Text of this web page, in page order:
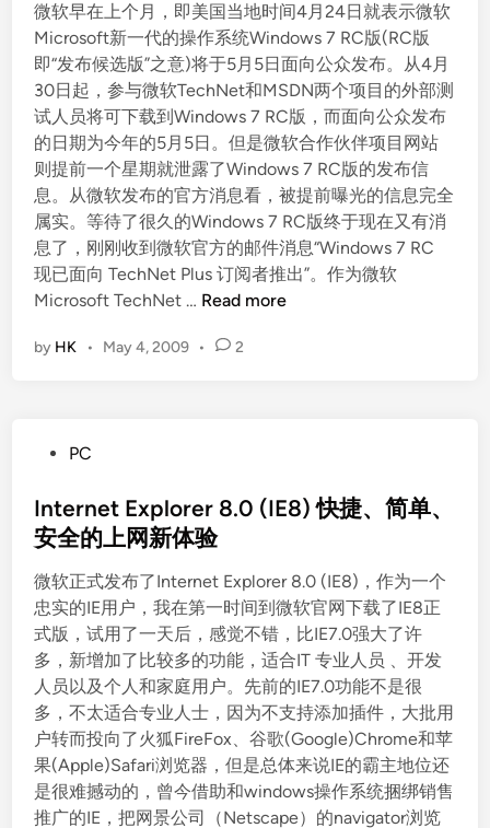
e
d
i
n
微软早在上个月，即美国当地时间4月24日就表示微软
Microsoft新一代的操作系统Windows 7 RC版(RC版
即“发布候选版”之意)将于5月5日面向公众发布。从4月
30日起，参与微软TechNet和MSDN两个项目的外部测
试人员将可下载到Windows 7 RC版，而面向公众发布
的日期为今年的5月5日。但是微软合作伙伴项目网站
则提前一个星期就泄露了Windows 7 RC版的发布信
息。从微软发布的官方消息看，被提前曝光的信息完全
属实。等待了很久的Windows 7 RC版终于现在又有消
息了，刚刚收到微软官方的邮件消息“Windows 7 RC
现已面向 TechNet Plus 订阅者推出”。作为微软
Microsoft TechNet … W
n
R
C
已
推
出
Read more
by HK • May 4, 2009 • 2
s
t
d
i
n
PC
Internet Explorer 8.0 (IE8) 快捷、简单、
安全的上网新体验
微软正式发布了Internet Explorer 8.0 (IE8)，作为一个
忠实的IE用户，我在第一时间到微软官网下载了IE8正
式版，试用了一天后，感觉不错，比IE7.0强大了许
多，新增加了比较多的功能，适合IT 专业人员 、开发
人员以及个人和家庭用户。先前的IE7.0功能不是很
多，不太适合专业人士，因为不支持添加插件，大批用
户转而投向了火狐FireFox、谷歌(Google)Chrome和苹
果(Apple)Safari浏览器，但是总体来说IE的霸主地位还
是很难撼动的，曾今借助和windows操作系统捆绑销售
推广的IE，把网景公司（Netscape）的navigator浏览